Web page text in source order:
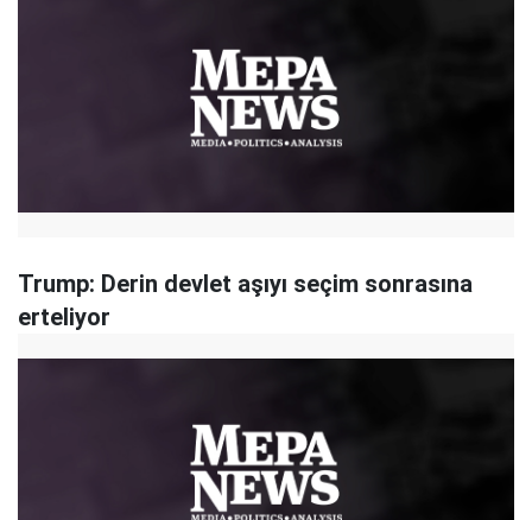
Trump: Derin devlet aşıyı seçim sonrasına
erteliyor